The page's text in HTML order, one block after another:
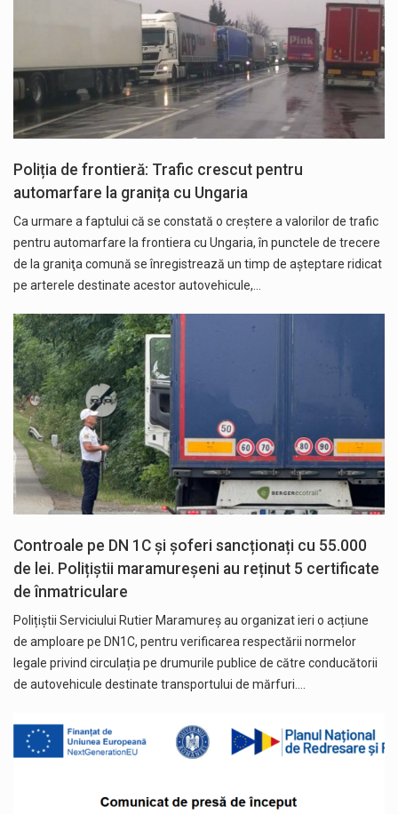
Poliția de frontieră: Trafic crescut pentru
automarfare la granița cu Ungaria
Ca urmare a faptului că se constată o creştere a valorilor de trafic
pentru automarfare la frontiera cu Ungaria, în punctele de trecere
de la graniţa comună se înregistrează un timp de aşteptare ridicat
pe arterele destinate acestor autovehicule,…
Controale pe DN 1C și șoferi sancționați cu 55.000
de lei. Polițiștii maramureșeni au reținut 5 certificate
de înmatriculare
Polițiștii Serviciului Rutier Maramureș au organizat ieri o acțiune
de amploare pe DN1C, pentru verificarea respectării normelor
legale privind circulația pe drumurile publice de către conducătorii
de autovehicule destinate transportului de mărfuri.…